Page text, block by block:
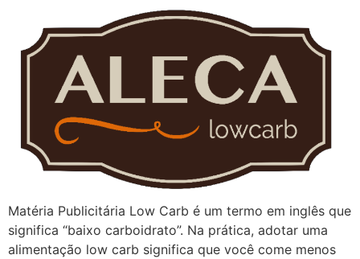
Matéria Publicitária Low Carb é um termo em inglês que
significa “baixo carboidrato”. Na prática, adotar uma
alimentação low carb significa que você come menos